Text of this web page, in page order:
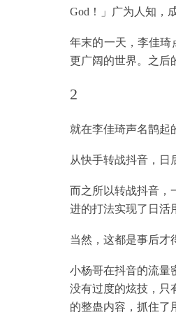
God！」广为人知，
年末的一天，李佳琦
更广阔的世界。之后
2
就在李佳琦声名鹊起
从快手转战抖音，日
而之所以转战抖音，
进的打法实现了日活
当然，这都是事后才
小杨哥在抖音的流量
没有过度的炫技，只
的整蛊内容，抓住了